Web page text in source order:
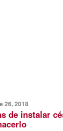
26, 2018
de instalar